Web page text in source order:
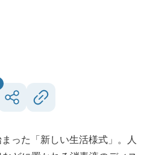
った「新しい生活様式」。人